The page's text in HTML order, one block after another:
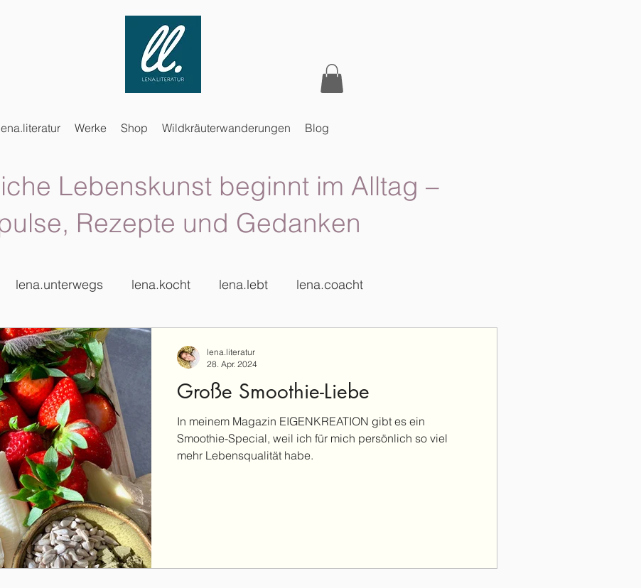
Werke Shop Wildkräuterwanderungen Blog
Lebenskunst beginnt im Alltag –
Rezepte und Gedanken
lena.unterwegs lena.kocht lena.lebt lena.coacht
Große Smoothie-Liebe
In meinem Magazin EIGENKREATION gibt es ein
Smoothie-Special, weil ich für mich persönlich so viel
mehr Lebensqualität habe.
lena.literatur
28. Apr. 2024